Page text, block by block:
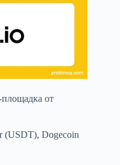
площадка от
(USDT), Dogecoin